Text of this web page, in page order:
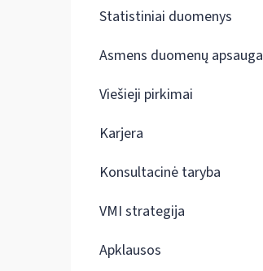
Statistiniai duomenys
Asmens duomenų apsauga
Viešieji pirkimai
Karjera
Konsultacinė taryba
VMI strategija
Apklausos